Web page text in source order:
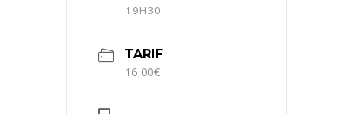
19H30
TARIF
16,00€